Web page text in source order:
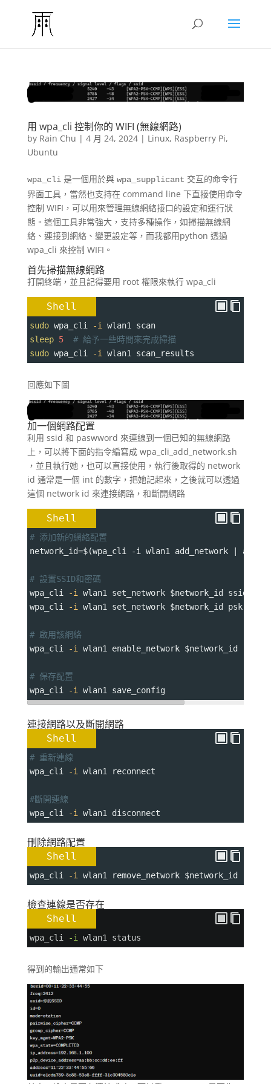
用 wpa_cli 控制你的 WIFI (無線網路)
by Rain Chu | 4 月 24, 2024| Linux, Raspberry Pi,
Ubuntu
wpa_cli是一個用於與 wpa_supplicant 交互的命令行
界面工具，當然也支持在 command line 下直接使用命令
控制 WIFI，可以用來管理無線網絡接口的設定和運行狀
態。這個工具非常強大，支持多種操作，如掃描無線網
絡、連接到網絡、變更設定等，而我都用python 透過
wpa_cli 來控制 WIFI。
首先掃描無線網路
打開終端，並且記得要用 root 權限來執行 wpa_cli
Shell
sudo wpa_cli -i
wlan1 scan
sleep 5
# 給予一些時間來完成掃描
sudo wpa_cli -i wlan1 scan_results
回應如下圖
加一個網路配置
利用 ssid 和 paswword 來連線到一個已知的無線網路
上，可以將下面的指令編寫成 wpa_cli_add_network.sh
，並且執行她，也可以直接使用，執行後取得的 network
id 通常是一個 int 的數字，把她記起來，之後就可以透過
這個 network id 來連接網路，和斷開網路
Shell
# 添加新的網絡配置
network_id=$(wpa_cli -i wlan1 add_network | awk
# 設置SSID和密碼
wpa_cli
-i wlan1 set_network $network_id ssid
wpa_cli
-i wlan1 set_network $network_id psk
# 啟用該網絡
wpa_cli
-i wlan1 enable_network $network_id
# 保存配置
wpa_cli
-i wlan1 save_config
連接網路以及斷開網路
Shell
# 重新連線
wpa_cli
-i wlan1 reconnect
#斷開連線
wpa_cli
-i wlan1 disconnect
刪除網路配置
Shell
wpa_cli -i wlan1 remove_network $network_id
檢查連線是否存在
Shell
wpa_cli -i wlan1 status
得到的輸出通常如下